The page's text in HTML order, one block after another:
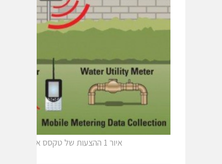
איור 1 ההצעות של טקסס אינסטרומנטס עבור פתרונות רשת חכמים שעברו אופטימיזציה.